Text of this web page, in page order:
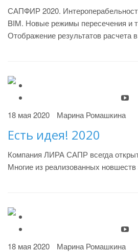
САПФИР 2020.
BIM. Новые режимы пересечения и
Отображение результатов
18 мая 2020 Марина Ромашкина
Есть идея! 2020
Компания ЛИРА САПР всегда
Многие из реализованных
18 мая 2020 Марина Ромашкина